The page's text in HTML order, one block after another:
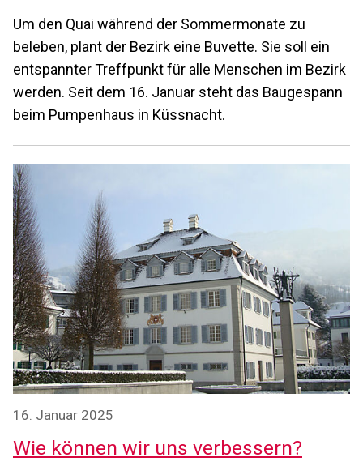
Um den Quai während der Sommermonate zu
beleben, plant der Bezirk eine Buvette. Sie soll ein
entspannter Treffpunkt für alle Menschen im Bezirk
werden. Seit dem 16. Januar steht das Baugespann
beim Pumpenhaus in Küssnacht.
16. Januar 2025
Wie können wir uns verbessern?